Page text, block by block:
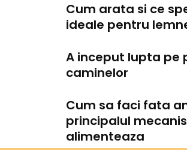
Cum arata si ce
ideale pentru
A inceput lupta pe
caminelor
Cum sa faci fata
principalul
alimenteaza